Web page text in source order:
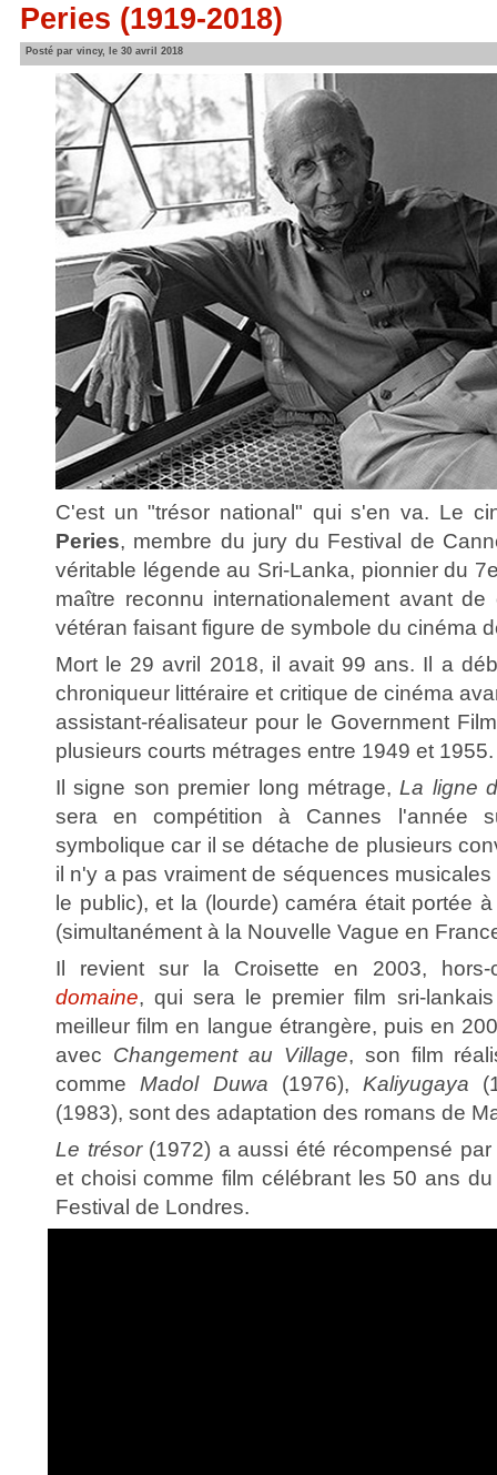
Peries (1919-2018)
Posté par vincy, le 30 avril 2018
C'est un "trésor national" qui s'en va. Le
Peries, membre du jury du Festival de
véritable légende au Sri-Lanka, pionnier du
maître reconnu internationalement avant
vétéran faisant figure de symbole du cinéma
Mort le 29 avril 2018, il avait 99 ans. Il a
chroniqueur littéraire et critique de cinéma
assistant-réalisateur pour le Government
plusieurs courts métrages entre 1949 et 1955.
Il signe son premier long métrage,La ligne
sera en compétition à Cannes l'année
symbolique car il se détache de plusieurs
il n'y a pas vraiment de séquences
le public), et la (lourde) caméra était portée à
(simultanément à la Nouvelle Vague en
Il revient sur la Croisette en 2003,
domaine, qui sera le premier film sri-
meilleur film en langue étrangère, puis en
avec Changement au Village, son film
commeMadol Duwa (1976),Kaliyugaya
(1983), sont des adaptation des romans de
Le trésor(1972) a aussi été récompensé
et choisi comme film célébrant les 50 ans
Festival de Londres.